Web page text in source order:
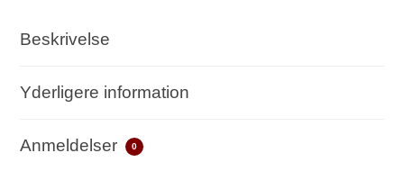
Beskrivelse
Yderligere information
Anmeldelser 0